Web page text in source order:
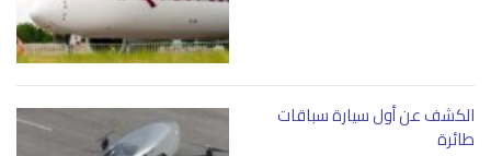
الكشف عن أول سيارة سباقات
طائرة